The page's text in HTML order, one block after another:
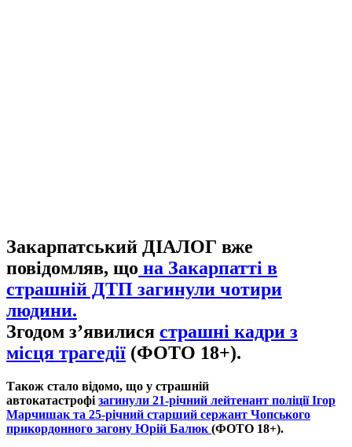
Закарпатський ДІАЛОГ вже
повідомляв, що на Закарпатті в
страшній ДТП загинули чотири
людини.
Згодом з’явилися страшні кадри з
місця трагедії (ФОТО 18+).
Також стало відомо, що у страшній
автокатастрофі загинули 21-річний лейтенант поліції Ігор
Марчишак та 25-річний старший сержант Чопського
прикордонного загону Юрій Балюк (ФОТО 18+).